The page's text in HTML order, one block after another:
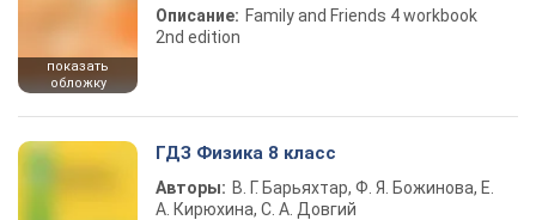
показать
обложку
Описание: Family and Friends 4 workbook
2nd edition
ГДЗ Физика 8 класс
Авторы: В. Г. Барьяхтар, Ф. Я. Божинова, Е.
А. Кирюхина, С. А. Довгий